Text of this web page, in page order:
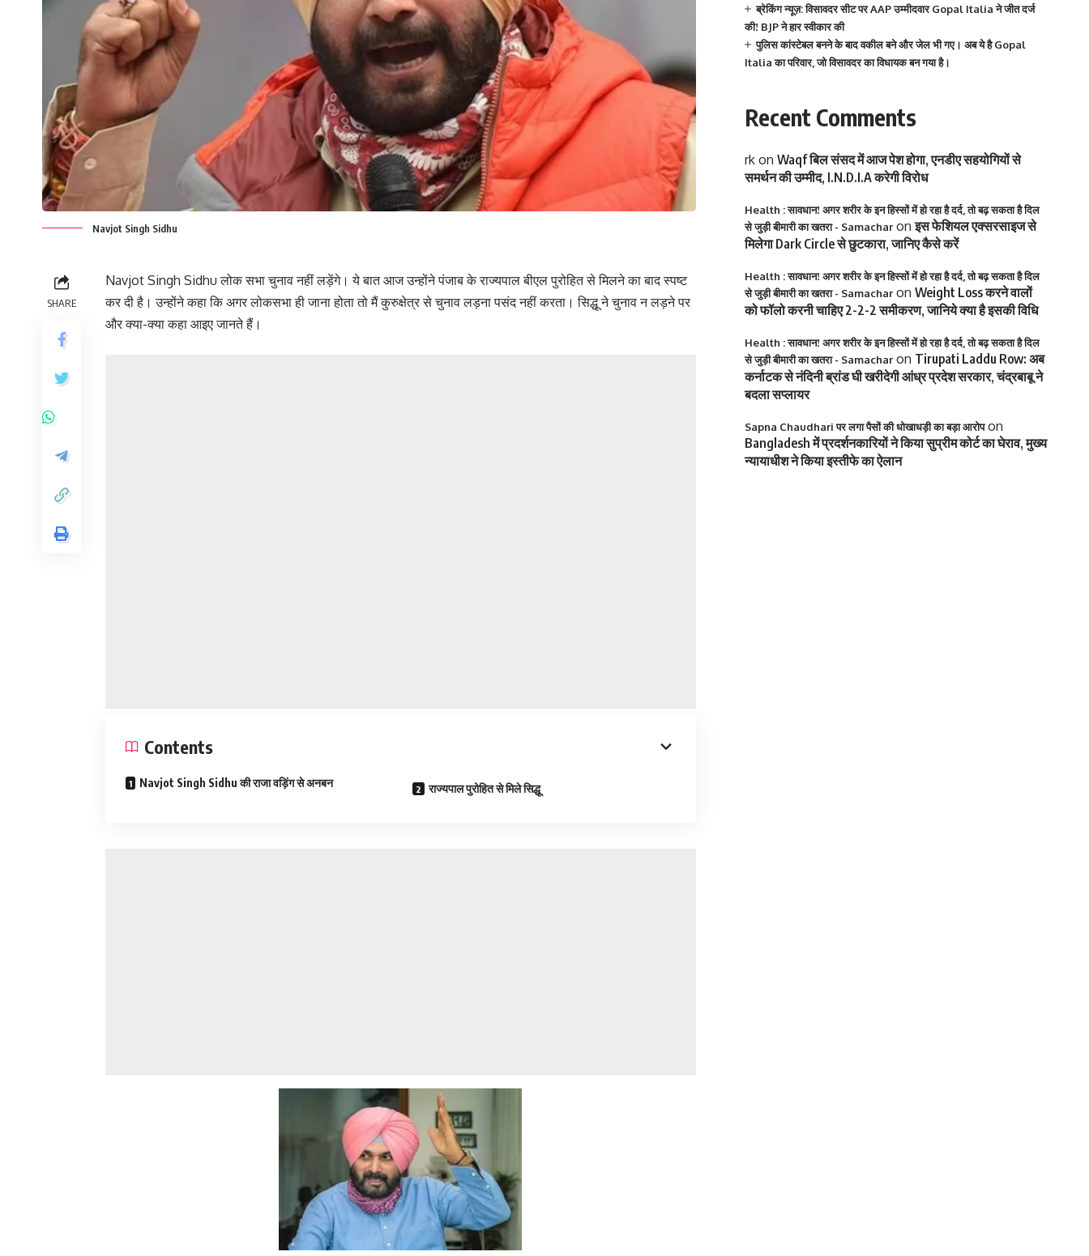
Navjot Singh Sidhu
SHARE
Navjot Singh Sidhu लोक सभा चुनाव नहीं लड़ेंगे। ये बात आज उन्होंने पंजाब के राज्यपाल बीएल पुरोहित से मिलने का बाद स्पष्ट
कर दी है। उन्होंने कहा कि अगर लोकसभा ही जाना होता तो मैं कुरुक्षेत्र से चुनाव लड़ना पसंद नहीं करता। सिद्धू ने चुनाव न लड़ने पर
और क्या-क्या कहा आइए जानते हैं।
Contents
Navjot Singh Sidhu की राजा वड़िंग से अनबन राज्यपाल पुरोहित से मिले सिद्धू
ब्रेकिंग न्यूज़: विसावदर सीट पर AAP उम्मीदवार Gopal Italia ने जीत दर्ज
की! BJP ने हार स्वीकार की
पुलिस कांस्टेबल बनने के बाद वकील बने और जेल भी गए। अब ये है Gopal
Italia का परिवार, जो विसावदर का विधायक बन गया है।
Recent Comments
rkon Waqf बिल संसद में आज पेश होगा, एनडीए सहयोगियों से
समर्थन की उम्मीद, I.N.D.I.A करेगी विरोध
Health : सावधान! अगर शरीर के इन हिस्सों में हो रहा है दर्द, तो बढ़ सकता है दिल
से जुड़ी बीमारी का खतरा - Samacharonइस फेशियल एक्सरसाइज से
मिलेगा Dark Circle से छुटकारा, जानिए कैसे करें
Health : सावधान! अगर शरीर के इन हिस्सों में हो रहा है दर्द, तो बढ़ सकता है दिल
से जुड़ी बीमारी का खतरा - Samacharon Weight Loss करने वालों
को फॉलो करनी चाहिए 2-2-2 समीकरण, जानिये क्या है इसकी विधि
Health : सावधान! अगर शरीर के इन हिस्सों में हो रहा है दर्द, तो बढ़ सकता है दिल
से जुड़ी बीमारी का खतरा - Samacharon Tirupati Laddu Row: अब
कर्नाटक से नंदिनी ब्रांड घी खरीदेगी आंध्र प्रदेश सरकार, चंद्रबाबू ने
बदला सप्लायर
Sapna Chaudhari पर लगा पैसों की धोखाधड़ी का बड़ा आरोपon
Bangladesh में प्रदर्शनकारियों ने किया सुप्रीम कोर्ट का घेराव, मुख्य
न्यायाधीश ने किया इस्तीफे का ऐलान